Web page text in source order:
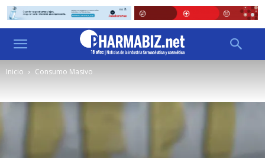
Inicio Consumo Masivo